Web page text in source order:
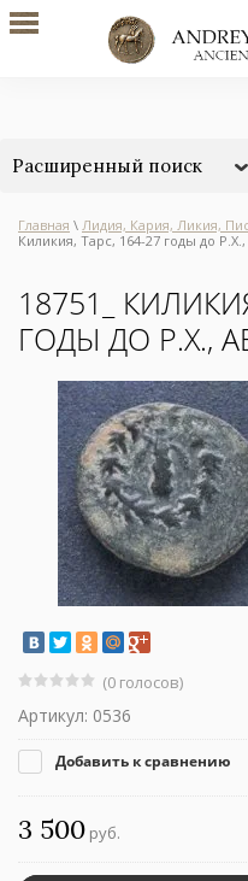
Расширенный поиск
Главная \ Лидия, Кария, Ликия,
Киликия, Тарс, 164-27 годы до Р.Х.,
18751_
ГОДЫ ДО Р.Х.,
(0 голосов)
Артикул: 0536
Добавить к сравнению
3 500 руб.